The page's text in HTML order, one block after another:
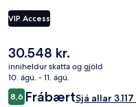
og ilmmeðferðir. Yucatan er
að velja um. Þar er alþjóðleg
þæginda sem þú færð á
ofan í sundlaug,
ferðamenn sem hafa
eru sundlaugin og hjálpsamt
VIP Access
Núverandi
verð
er
30.548 kr.
30.548 kr.
inniheldur skatta og gjöld
10. ágú. - 11. ágú.
Umsagnir
8,68,6 af 10
FrábærtSjá allar